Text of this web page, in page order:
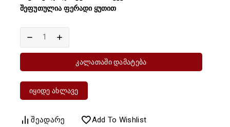
შეფუთულია ფერადი ყუთით
Კალათაში Დამატება
Იყიდე Ახლავე
Შეადარე Add To Wishlist